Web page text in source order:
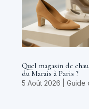
Quel magasin de
du Marais à Paris ?
5 Août 2026 Guide